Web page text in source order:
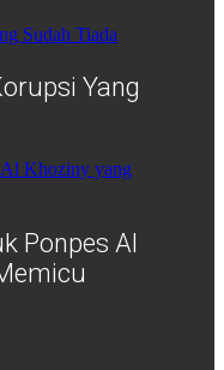
Yang
Ponpes Al